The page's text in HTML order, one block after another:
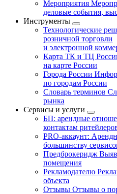
Мероприятия
деловые события,
Инструменты
Технологические
розничной торговли
и электронной
Карта ТК и ТЦ
на карте России
Города России
по городам России
Словарь терминов
рынка
Сервисы и услуги
БП: арендные
контактам
PRO-аккаунт:
большинству
Предброкеридж
помещения
Рекламодателю
объекта
Отзывы Отзывы о